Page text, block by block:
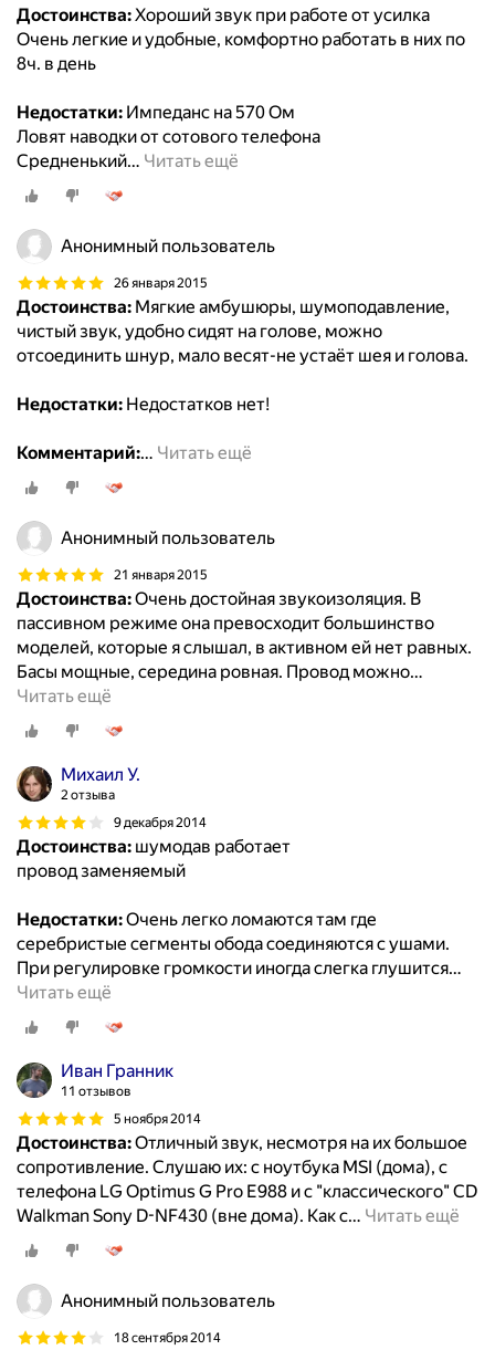
Достоинства:Хороший звук при работе от усилка
Очень легкие и удобные, комфортно работать в них по
8ч. в день
Недостатки: Импеданс на 570 Ом
Ловят наводки от сотового телефона
Средненький… Читать ещё
Анонимный пользователь
26 января 2015
Достоинства: Мягкие амбушюры, шумоподавление,
чистый звук, удобно сидят на голове, можно
отсоединить шнур, мало весят-не устаёт шея и голова.
Недостатки: Недостатков нет!
Комментарий:… Читать ещё
Анонимный пользователь
21 января 2015
Достоинства:Очень достойная звукоизоляция. В
пассивном режиме она превосходит большинство
моделей, которые я слышал, в активном ей нет равных.
Басы мощные, середина ровная. Провод можно…
Читать ещё
Михаил У.
2 отзыва
9 декабря 2014
Достоинства: шумодав работает
провод заменяемый
Недостатки:Очень легко ломаются там где
серебристые сегменты обода соединяются с ушами.
При регулировке громкости иногда слегка глушится…
Читать ещё
Иван Гранник
11 отзывов
5 ноября 2014
Достоинства:Отличный звук, несмотря на их большое
сопротивление. Слушаю их: с ноутбука MSI (дома), с
телефона LG Optimus G Pro E988 и с "классического" CD
Walkman Sony D-NF430 (вне дома). Как с… Читать ещё
Анонимный пользователь
18 сентября 2014